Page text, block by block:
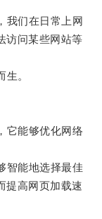
们在日常上网
访问某些网站等
。
能够优化网络
能地选择最佳
提高网页加载速